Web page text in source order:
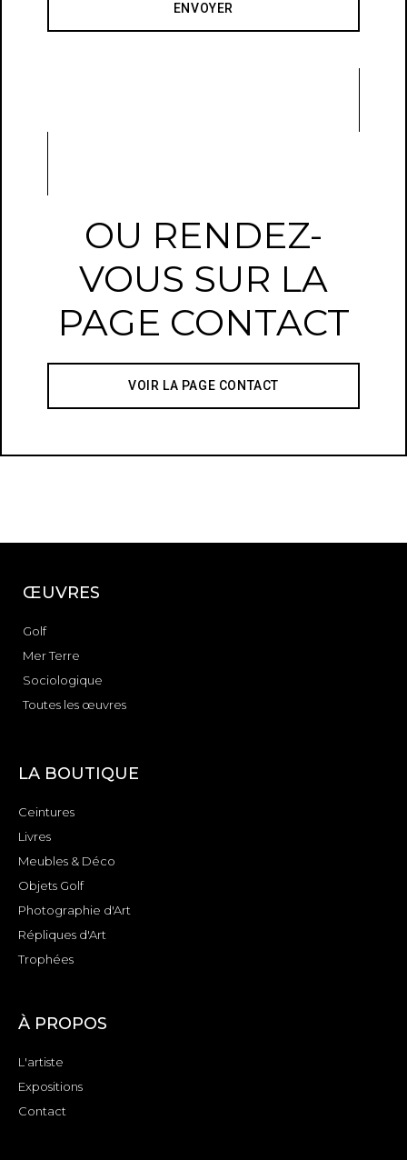
ENVOYER
OU RENDEZ-
VOUS SUR LA
PAGE CONTACT
VOIR LA PAGE CONTACT
ŒUVRES
Golf
Mer Terre
Sociologique
Toutes les œuvres
LA BOUTIQUE
Ceintures
Livres
Meubles & Déco
Objets Golf
Photographie d'Art
Répliques d'Art
Trophées
À PROPOS
L'artiste
Expositions
Contact